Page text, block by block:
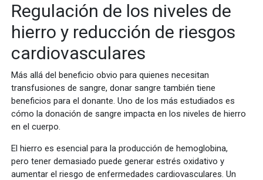
Regulación de los niveles de
hierro y reducción de riesgos
cardiovasculares
Más allá del beneficio obvio para quienes necesitan
transfusiones de sangre, donar sangre también tiene
beneficios para el donante. Uno de los más estudiados es
cómo la donación de sangre impacta en los niveles de hierro
en el cuerpo.
El hierro es esencial para la producción de hemoglobina,
pero tener demasiado puede generar estrés oxidativo y
aumentar el riesgo de enfermedades cardiovasculares. Un